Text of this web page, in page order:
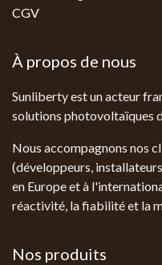
CGV
À propos de nous
Sunliberty est un acteur
solutions photovoltaïques
Nous accompagnons nos
(développeurs,
en Europe et à
réactivité, la fiabilité et la
Nos produits